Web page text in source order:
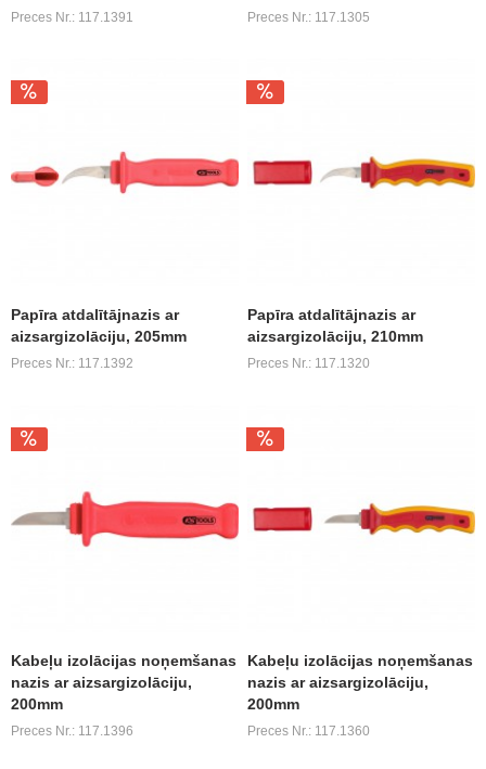
Preces Nr.: 117.1391 Preces Nr.: 117.1305
Papīra atdalītājnazis ar
aizsargizolāciju, 205mm
Preces Nr.: 117.1392
Papīra atdalītājnazis ar
aizsargizolāciju, 210mm
Preces Nr.: 117.1320
Kabeļu izolācijas noņemšanas
nazis ar aizsargizolāciju,
200mm
Preces Nr.: 117.1396
Kabeļu izolācijas noņemšanas
nazis ar aizsargizolāciju,
200mm
Preces Nr.: 117.1360